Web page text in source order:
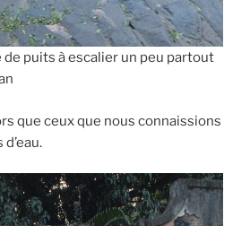
de puits à escalier un peu partout
que ceux que nous connaissions